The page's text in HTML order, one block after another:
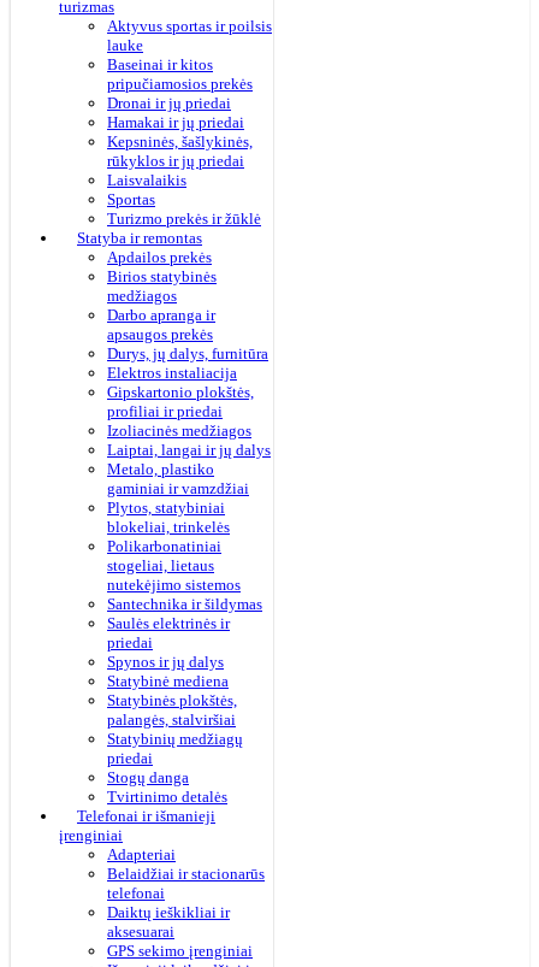
turizmas
Aktyvus sportas ir poilsis
lauke
Baseinai ir kitos
pripučiamosios prekės
Dronai ir jų priedai
Hamakai ir jų priedai
Kepsninės, šašlykinės,
rūkyklos ir jų priedai
Laisvalaikis
Sportas
Turizmo prekės ir žūklė
Statyba ir remontas
Apdailos prekės
Birios statybinės
medžiagos
Darbo apranga ir
apsaugos prekės
Durys, jų dalys, furnitūra
Elektros instaliacija
Gipskartonio plokštės,
profiliai ir priedai
Izoliacinės medžiagos
Laiptai, langai ir jų dalys
Metalo, plastiko
gaminiai ir vamzdžiai
Plytos, statybiniai
blokeliai, trinkelės
Polikarbonatiniai
stogeliai, lietaus
nutekėjimo sistemos
Santechnika ir šildymas
Saulės elektrinės ir
priedai
Spynos ir jų dalys
Statybinė mediena
Statybinės plokštės,
palangės, stalviršiai
Statybinių medžiagų
priedai
Stogų danga
Tvirtinimo detalės
Telefonai ir išmanieji
įrenginiai
Adapteriai
Belaidžiai ir stacionarūs
telefonai
Daiktų ieškikliai ir
aksesuarai
GPS sekimo įrenginiai